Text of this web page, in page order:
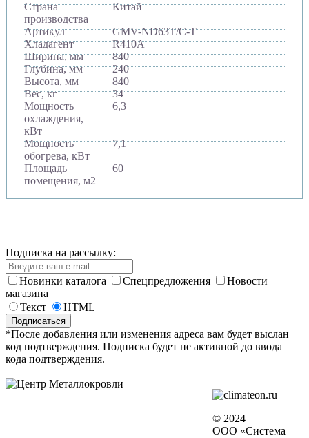
Страна
производства
Китай
Артикул
GMV-ND63T/C-T
Хладагент
R410A
Ширина, мм
840
Глубина, мм
240
Высота, мм
840
Вес, кг
34
Мощность
охлаждения,
кВт
6,3
Мощность
обогрева, кВт
7,1
Площадь
помещения, м2
60
Подписка на рассылку:
Новинки каталога Спецпредложения
Новости
магазина
Текст
HTML
*После добавления или изменения адреса вам будет выслан
код подтверждения. Подписка будет не активной до ввода
кода подтверждения.
© 2024
ООО «Система